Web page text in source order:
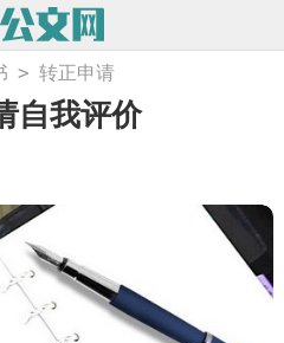
> 转正申请
自我评价